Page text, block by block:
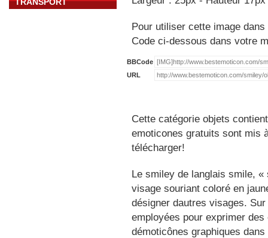
Pour utiliser cette image
Code ci-dessous dans votre
BBCode
URL
Cette catégorie objets
emoticones gratuits sont mis
télécharger!
Le smiley de langlais smile,
visage souriant coloré en
désigner dautres visages.
employées pour exprimer
démoticônes graphiques